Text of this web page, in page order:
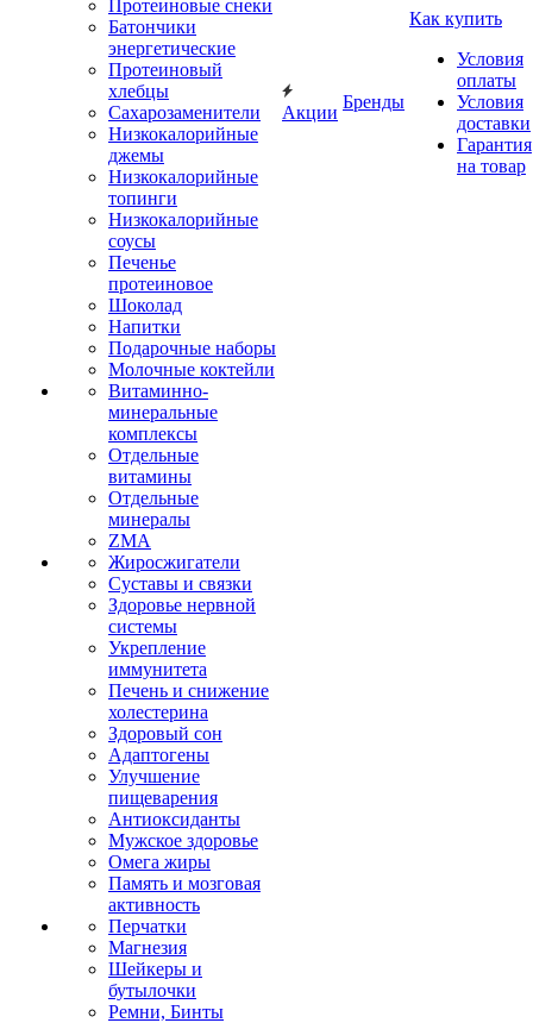
Протеиновые снеки
Батончики
энергетические
Протеиновый
хлебцы
Сахарозаменители
Низкокалорийные
джемы
Низкокалорийные
топинги
Низкокалорийные
соусы
Печенье
протеиновое
Шоколад
Напитки
Подарочные наборы
Молочные коктейли
Витаминно-
минеральные
комплексы
Отдельные
витамины
Отдельные
минералы
ZMA
Жиросжигатели
Суставы и связки
Здоровье нервной
системы
Укрепление
иммунитета
Печень и снижение
холестерина
Здоровый сон
Адаптогены
Улучшение
пищеварения
Антиоксиданты
Мужское здоровье
Омега жиры
Память и мозговая
активность
Перчатки
Магнезия
Шейкеры и
бутылочки
Ремни, Бинты
Акции
Бренды
Как купить
Условия
оплаты
Условия
доставки
Гарантия
на товар